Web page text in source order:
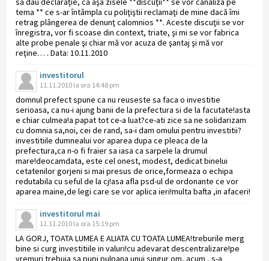
tema ** ce s-ar întâmpla cu poliţiştii reclamaţi de mine dacă îmi
retrag plângerea de denunţ calomnios **. Aceste discuţii se vor
înregistra, vor fi scoase din context, triate, şi mi se vor fabrica
alte probe penale şi chiar mă vor acuza de şantaj şi mă vor
reţine… . Data: 10.11.2010
investitorul
11.11.2010 la ora 14:48 pm
domnul prefect spune ca nu reuseste sa faca o investitie
serioasa, ca nu-i ajung banii de la prefectura si de la facutate!asta
e chiar culmea!a papat tot ce-a luat?ce-ati zice sa ne solidarizam
cu domnia sa,noi, cei de rand, sa-i dam omului pentru investitii?
investitiile dumnealui vor aparea dupa ce pleaca de la
prefectura,ca n-o fi fraier sa iasa ca sarpele la drumul
mare!deocamdata, este cel onest, modest, dedicat binelui
cetatenilor gorjeni si mai presus de orice,formeaza o echipa
redutabila cu seful de la cj!asa afla psd-ul de ordonante ce vor
aparea maine,de legi care se vor aplica ieri!multa bafta ,in afaceri!
investitorul mai
11.11.2010 la ora 15:19 pm
LA GORJ, TOATA LUMEA E ALIATA CU TOATA LUMEA!treburile merg
bine si curg investitiile in valuri!cu adevarat descentralizare!pe
vremuri trebuia sa pupi pulpana unui singur om, acum , s-a